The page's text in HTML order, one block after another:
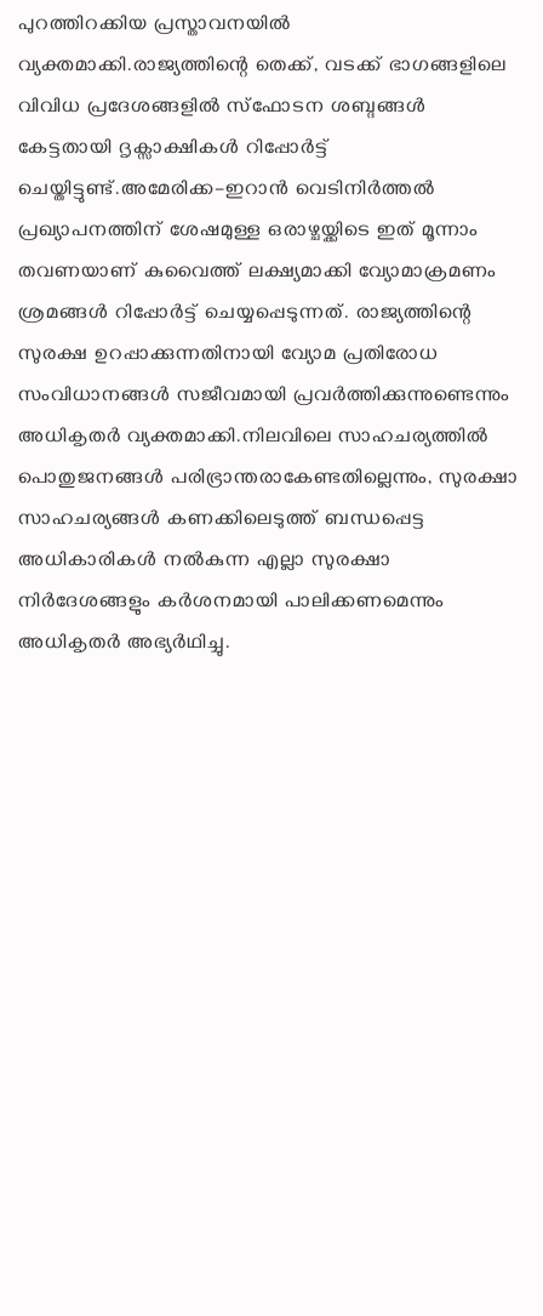
പുറത്തിറക്കിയ പ്രസ്താവനയിൽ
വ്യക്തമാക്കി.രാജ്യത്തിന്റെ തെക്ക്, വടക്ക് ഭാഗങ്ങളിലെ
വിവിധ പ്രദേശങ്ങളിൽ സ്ഫോടന ശബ്ദങ്ങൾ
കേട്ടതായി ദൃക്സാക്ഷികൾ റിപ്പോർട്ട്
ചെയ്തിട്ടുണ്ട്.അമേരിക്ക–ഇറാൻ വെടിനിർത്തൽ
പ്രഖ്യാപനത്തിന് ശേഷമുള്ള ഒരാഴ്ചയ്ക്കിടെ ഇത് മൂന്നാം
തവണയാണ് കുവൈത്ത് ലക്ഷ്യമാക്കി വ്യോമാക്രമണം
ശ്രമങ്ങൾ റിപ്പോർട്ട് ചെയ്യപ്പെടുന്നത്. രാജ്യത്തിന്റെ
സുരക്ഷ ഉറപ്പാക്കുന്നതിനായി വ്യോമ പ്രതിരോധ
സംവിധാനങ്ങൾ സജീവമായി പ്രവർത്തിക്കുന്നുണ്ടെന്നും
അധികൃതർ വ്യക്തമാക്കി.നിലവിലെ സാഹചര്യത്തിൽ
പൊതുജനങ്ങൾ പരിഭ്രാന്തരാകേണ്ടതില്ലെന്നും, സുരക്ഷാ
സാഹചര്യങ്ങൾ കണക്കിലെടുത്ത് ബന്ധപ്പെട്ട
അധികാരികൾ നൽകുന്ന എല്ലാ സുരക്ഷാ
നിർദേശങ്ങളും കർശനമായി പാലിക്കണമെന്നും
അധികൃതർ അഭ്യർഥിച്ചു.